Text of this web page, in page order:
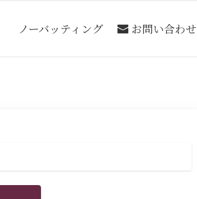
ノーバッティング お問い合わせ